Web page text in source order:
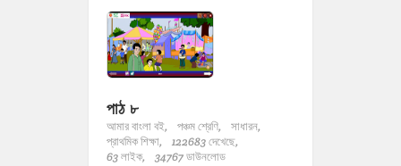
পাঠ ৮
আমার বাংলা বই, পঞ্চম শ্রেণি,
সাধারন,
প্রাথমিক শিক্ষা,
122683 দেখেছে,
63 লাইক,
34767 ডাউনলোড